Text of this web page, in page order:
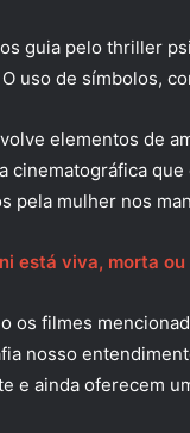
guia pelo thriller
uso de símbolos,
elementos de
cinematográfica
pela mulher nos
está viva, morta ou
os filmes
nosso
e ainda oferecem